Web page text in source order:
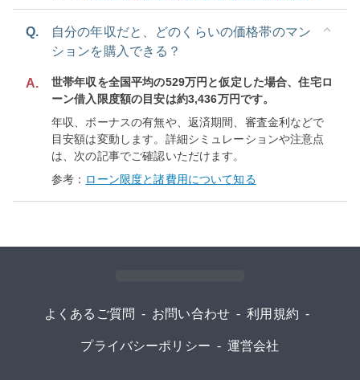
Q.
自分の年収だと、どのくらいの価格帯のマン
ションを購入できる？
A.
世帯年収を全国平均の529万円と仮定した場合、住宅ロ
ーン借入限度額の目安は約3,436万円です。
年収、ボーナスの有無や、返済期間、審査金利などで
目安額は変動します。詳細シミュレーションや注意点
は、次の記事でご確認いただけます。
参考： ローン限度と諸費用について知る
よくあるご質問 - お問い合わせ - 利用規約 -
プライバシーポリシー - 運営会社